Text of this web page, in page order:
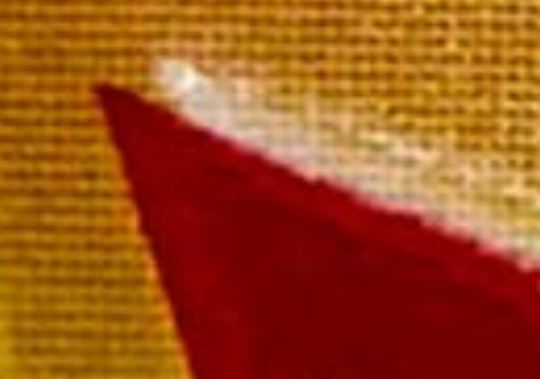
Echansons Millésimé
La bouteille en coffret 139,00 €
Paiement rapide et sécurisé